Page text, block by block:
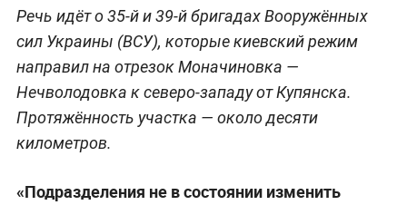
Речь идёт о 35-й и 39-й бригадах Вооружённых
сил Украины (ВСУ), которые киевский режим
направил на отрезок Моначиновка —
Нечволодовка к северо-западу от Купянска.
Протяжённость участка — около десяти
километров.
«Подразделения не в состоянии изменить